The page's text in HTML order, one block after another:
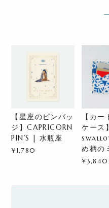
【星座のピンバッ
ジ】CAPRICORN
PIN’S | 水瓶座
¥1,780
【カ
ケース
め柄の
¥3,840